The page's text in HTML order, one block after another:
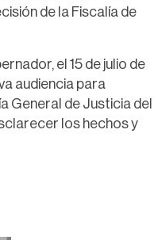
de la Fiscalía de
el 15 de julio de
audiencia para
General de Justicia del
los hechos y